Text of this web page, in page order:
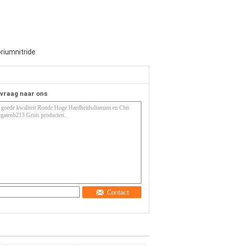
naar ons
Contact